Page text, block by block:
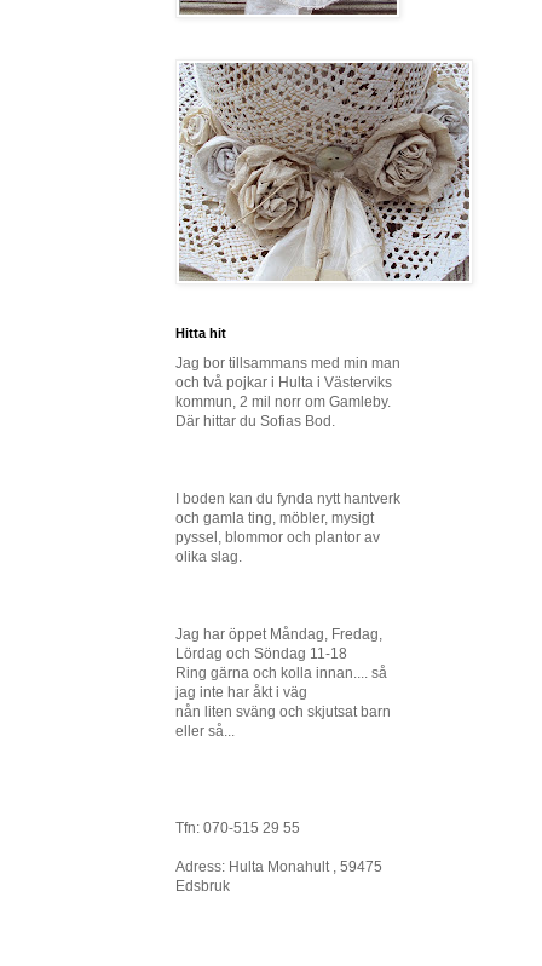
Hitta hit
Jag bor tillsammans med min man
och två pojkar i Hulta i Västerviks
kommun, 2 mil norr om Gamleby.
Där hittar du Sofias Bod.
I boden kan du fynda nytt hantverk
och gamla ting, möbler, mysigt
pyssel, blommor och plantor av
olika slag.
Jag har öppet Måndag, Fredag,
Lördag och Söndag 11-18
Ring gärna och kolla innan.... så
jag inte har åkt i väg
nån liten sväng och skjutsat barn
eller så...
Tfn: 070-515 29 55
Adress: Hulta Monahult , 59475
Edsbruk